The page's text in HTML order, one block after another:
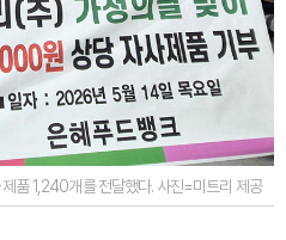
제품 1,240개를 전달했다. 사진=미트리 제공